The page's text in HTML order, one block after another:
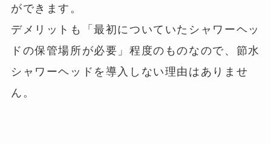
ができます。
デメリットも「最初についていたシャワーヘッ
ドの保管場所が必要」程度のものなので、節水
シャワーヘッドを導入しない理由はありませ
ん。